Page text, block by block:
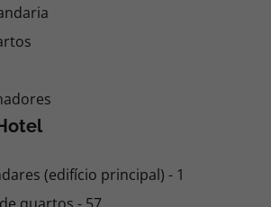
(edifício principal) - 1